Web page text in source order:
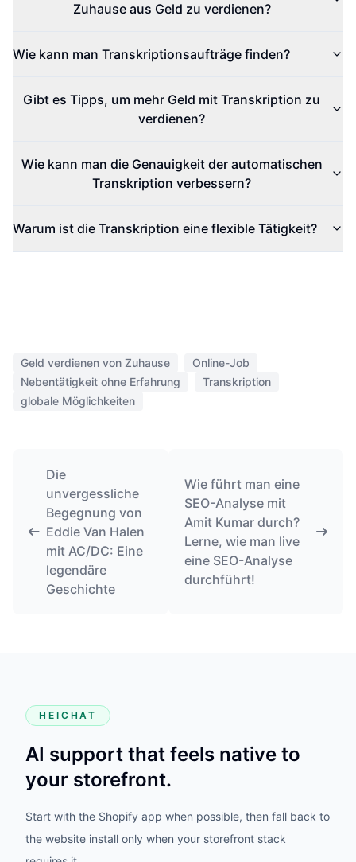
Zuhause aus Geld zu verdienen?
Wie kann man Transkriptionsaufträge finden?
Gibt es Tipps, um mehr Geld mit Transkription zu
verdienen?
Wie kann man die Genauigkeit der automatischen
Transkription verbessern?
Warum ist die Transkription eine flexible Tätigkeit?
Geld verdienen von Zuhause
Online-Job
Nebentätigkeit ohne Erfahrung
Transkription
globale Möglichkeiten
Die
unvergessliche
Begegnung von
Eddie Van Halen
mit AC/DC: Eine
legendäre
Geschichte
Wie führt man eine
SEO-Analyse mit
Amit Kumar durch?
Lerne, wie man live
eine SEO-Analyse
durchführt!
HEICHAT
AI support that feels native to
your storefront.
Start with the Shopify app when possible, then fall back to
the website install only when your storefront stack